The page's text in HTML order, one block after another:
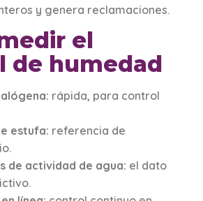
y genera reclamaciones.
el
de humedad
rápida, para control
estufa: referencia de
de actividad de agua: el dato